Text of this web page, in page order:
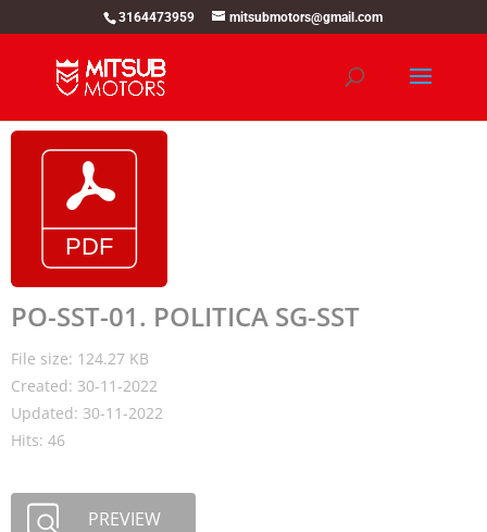
3164473959 mitsubmotors@gmail.com
PO-SST-01. POLITICA SG-SST
File size: 124.27 KB
Created: 30-11-2022
Updated: 30-11-2022
Hits: 46
PREVIEW